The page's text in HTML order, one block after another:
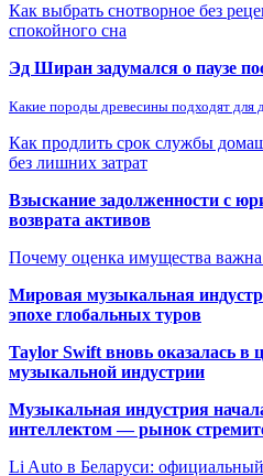
Как выбрать снотворное без
спокойного сна
Эд Ширан задумался о паузе
Какие породы древесины подходят для
Как продлить срок службы
без лишних затрат
Взыскание задолженности с
возврата активов
Почему оценка имущества
Мировая музыкальная
эпохе глобальных туров
Taylor Swift вновь оказалась в
музыкальной индустрии
Музыкальная индустрия
интеллектом — рынок
Li Auto в Беларуси: